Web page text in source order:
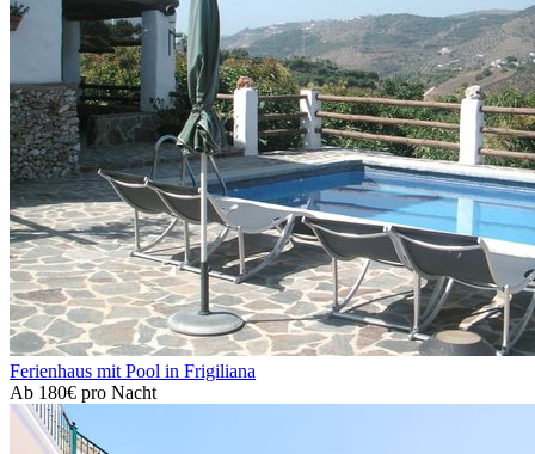
Ferienhaus mit Pool in Frigiliana
Ab 180€ pro Nacht